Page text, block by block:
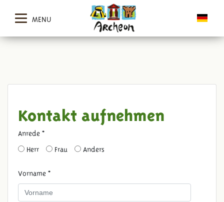
MENU
Kontakt aufnehmen
Anrede *
Herr
Frau Anders
Vorname *